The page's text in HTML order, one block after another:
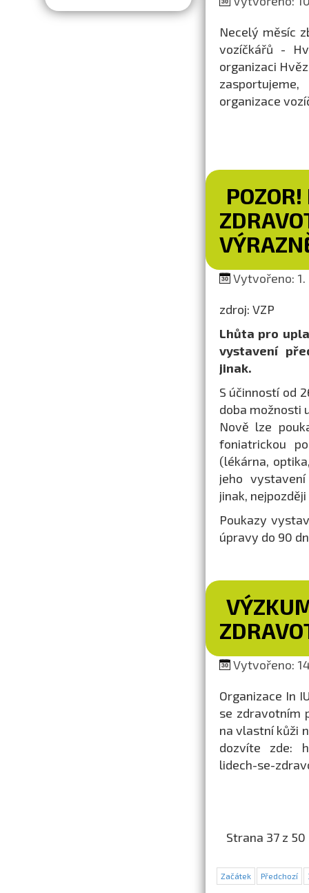
Necelý měsíc
vozíčkářů -
organizaci
organizace
Vytvořeno: 1.
zdroj: VZP
Lhůta pro
vystavení
jinak.
S účinností od
doba možnosti
Nově lze
foniatrickou
(lékárna,
jeho
jinak,
Poukazy
úpravy do 90
Vytvořeno:
Organizace In
se zdravotním
na vlastní kůži
dozvíte zde:
lidech-se-
Strana 37 z 50
Začátek Předchozí